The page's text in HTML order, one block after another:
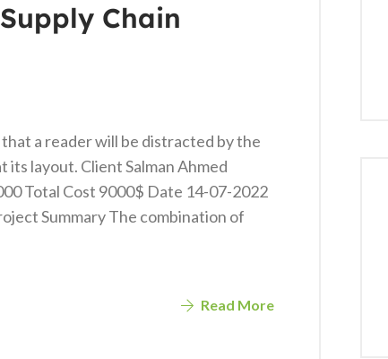
Chain
a reader will be distracted by the
layout. Client Salman Ahmed
Total Cost 9000$ Date 14-07-2022
Summary The combination of
Read More